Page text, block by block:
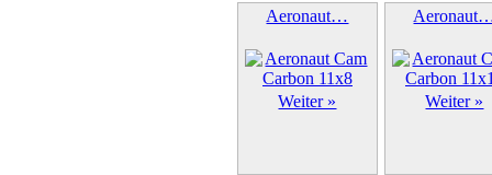
Aeronaut…
Weiter » Weiter »